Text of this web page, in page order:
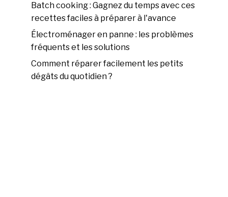
Batch cooking : Gagnez du temps avec ces
recettes faciles à préparer à l'avance
Électroménager en panne : les problèmes
fréquents et les solutions
Comment réparer facilement les petits
dégâts du quotidien ?